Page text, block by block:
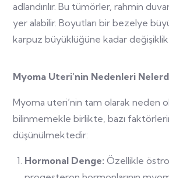
adlandırılır. Bu tümörler, rahmin
yer alabilir. Boyutları bir bezelye
karpuz büyüklüğüne kadar
Myoma Uteri’nin Nedenleri
Myoma uteri’nin tam olarak neden
bilinmemekle birlikte, bazı faktörlerin
düşünülmektedir:
Hormonal Denge: Özellikle